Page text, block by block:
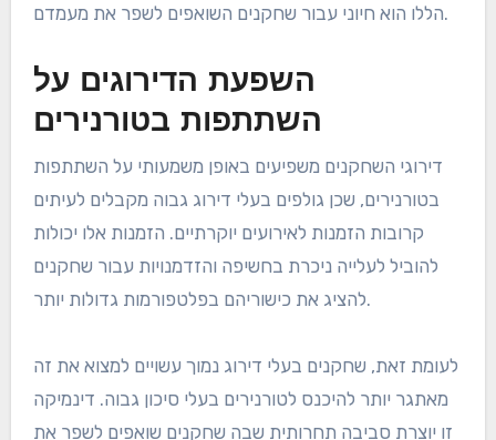
הללו הוא חיוני עבור שחקנים השואפים לשפר את מעמדם.
השפעת הדירוגים על
השתתפות בטורנירים
דירוגי השחקנים משפיעים באופן משמעותי על השתתפות
בטורנירים, שכן גולפים בעלי דירוג גבוה מקבלים לעיתים
קרובות הזמנות לאירועים יוקרתיים. הזמנות אלו יכולות
להוביל לעלייה ניכרת בחשיפה והזדמנויות עבור שחקנים
להציג את כישוריהם בפלטפורמות גדולות יותר.
לעומת זאת, שחקנים בעלי דירוג נמוך עשויים למצוא את זה
מאתגר יותר להיכנס לטורנירים בעלי סיכון גבוה. דינמיקה
זו יוצרת סביבה תחרותית שבה שחקנים שואפים לשפר את